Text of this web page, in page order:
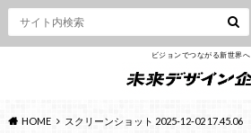
ビジョンでつながる新世界へ
HOME スクリーンショット 2025-12-02 17.45.06